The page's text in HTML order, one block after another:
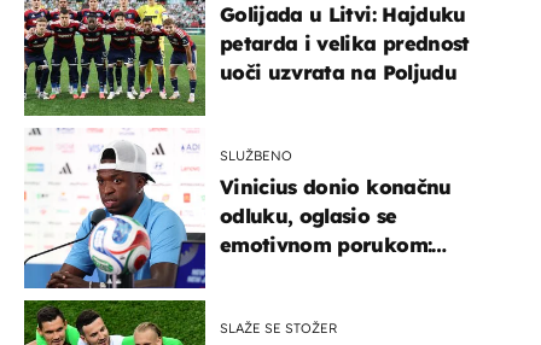
Golijada u Litvi: Hajduku
petarda i velika prednost
uoči uzvrata na Poljudu
SLUŽBENO
Vinicius donio konačnu
odluku, oglasio se
emotivnom porukom:
SLAŽE SE STOŽER